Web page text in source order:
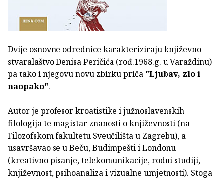
Dvije osnovne odrednice karakteriziraju književno
stvaralaštvo Denisa Peričića (rođ.1968.g. u Varaždinu)
pa tako i njegovu novu zbirku priča "Ljubav, zlo i
naopako".
Autor je profesor kroatistike i južnoslavenskih
filologija te magistar znanosti o književnosti (na
Filozofskom fakultetu Sveučilišta u Zagrebu), a
usavršavao se u Beču, Budimpešti i Londonu
(kreativno pisanje, telekomunikacije, rodni studiji,
književnost, psihoanaliza i vizualne umjetnosti). Stoga